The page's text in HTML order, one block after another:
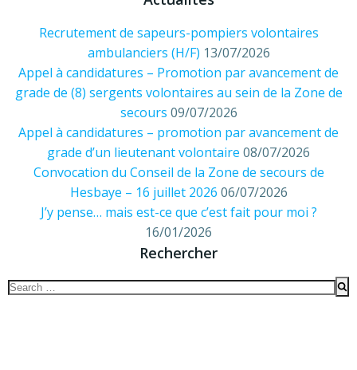
Recrutement de sapeurs-pompiers volontaires
ambulanciers (H/F) 13/07/2026
Appel à candidatures – Promotion par avancement de
grade de (8) sergents volontaires au sein de la Zone de
secours 09/07/2026
Appel à candidatures – promotion par avancement de
grade d’un lieutenant volontaire 08/07/2026
Convocation du Conseil de la Zone de secours de
Hesbaye – 16 juillet 2026 06/07/2026
J’y pense… mais est-ce que c’est fait pour moi ?
16/01/2026
Rechercher
Search